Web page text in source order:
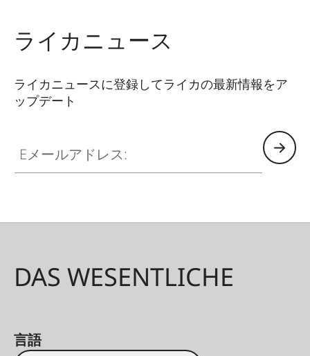
ライカニュース
ライカニュースに登録してライカの最新情報をア
ップデート
DAS WESENTLICHE
言語